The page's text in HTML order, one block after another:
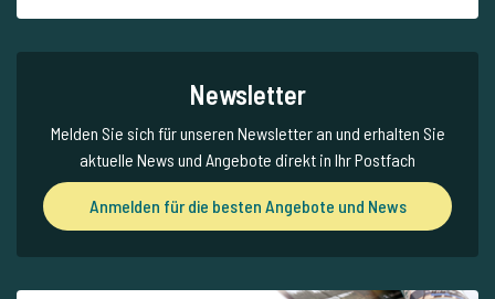
Newsletter
Melden Sie sich für unseren Newsletter an und erhalten Sie
aktuelle News und Angebote direkt in Ihr Postfach
Anmelden für die besten Angebote und News